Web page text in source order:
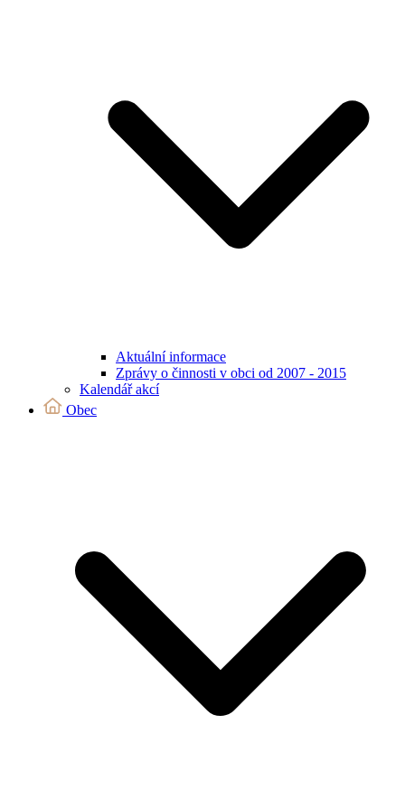
Aktuální informace
Zprávy o činnosti v obci od 2007 - 2015
Kalendář akcí
Obec